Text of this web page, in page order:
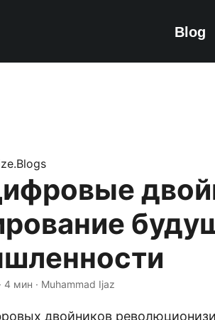
Blog
· 4 мин · Muhammad Ijaz
двойников